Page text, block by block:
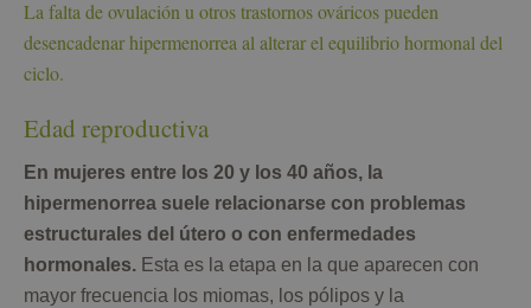
La falta de ovulación u otros trastornos ováricos pueden
desencadenar hipermenorrea al alterar el equilibrio hormonal del
ciclo.
Edad reproductiva
En mujeres entre los 20 y los 40 años, la
hipermenorrea suele relacionarse con problemas
estructurales del útero o con enfermedades
hormonales. Esta es la etapa en la que aparecen con
mayor frecuencia los miomas, los pólipos y la